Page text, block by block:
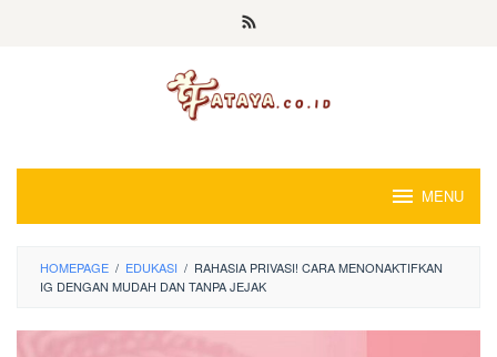
MENU
HOMEPAGE / EDUKASI / RAHASIA PRIVASI! CARA MENONAKTIFKAN
IG DENGAN MUDAH DAN TANPA JEJAK